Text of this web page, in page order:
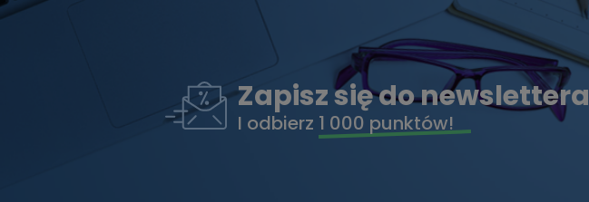
Zapisz się do newslettera
I odbierz 1 000 punktów!